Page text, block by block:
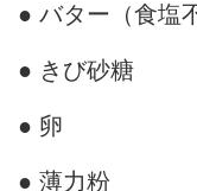
● バター（食塩
● きび砂糖
● 卵
● 薄力粉